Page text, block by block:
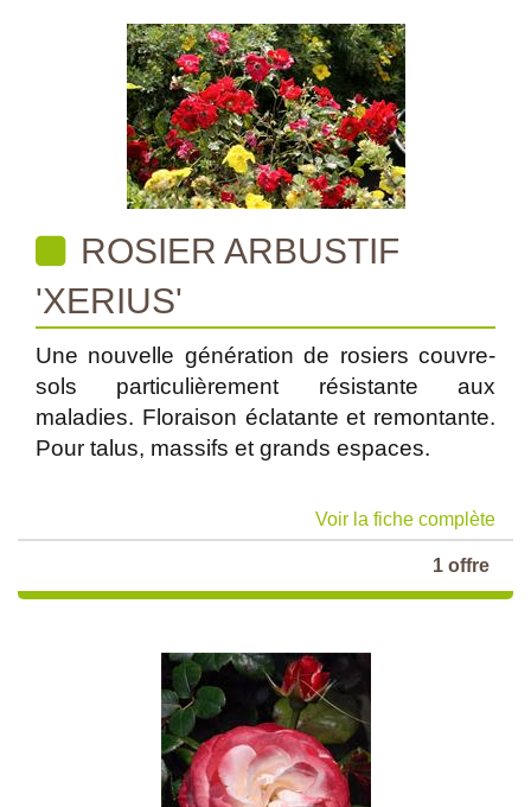
ROSIER ARBUSTIF
'XERIUS'
Une nouvelle génération de rosiers couvre-
sols particulièrement résistante aux
maladies. Floraison éclatante et remontante.
Pour talus, massifs et grands espaces.
Voir la fiche complète
1 offre